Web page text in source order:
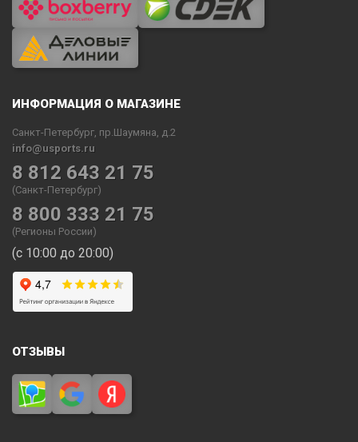
ИНФОРМАЦИЯ О МАГАЗИНЕ
Санкт-Петербург, пр.Шаумяна, д.2
info@usports.ru
8 812 643 21 75
(Санкт-Петербург)
8 800 333 21 75
(Регионы России)
(с 10:00 до 20:00)
ОТЗЫВЫ